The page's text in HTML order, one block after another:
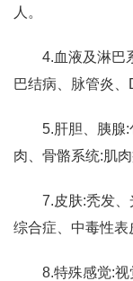
人。
4.血液及淋巴
巴结病、脉管炎、
5.肝胆、胰腺
肉、骨骼系统:肌肉
7.皮肤:秃发
综合症、中毒性表
8.特殊感觉:视